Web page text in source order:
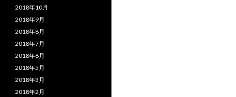
2018年10月
2018年9月
2018年8月
2018年7月
2018年6月
2018年5月
2018年3月
2018年2月